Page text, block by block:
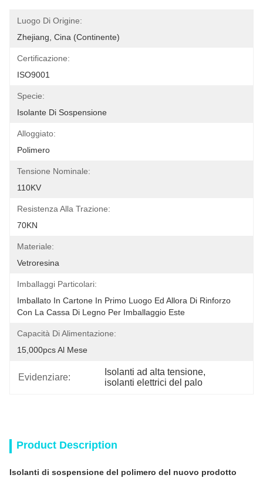
Luogo Di Origine:
Zhejiang, Cina (continente)
Certificazione:
ISO9001
Specie:
Isolante Di Sospensione
Alloggiato:
Polimero
Tensione Nominale:
110KV
Resistenza Alla Trazione:
70KN
Materiale:
Vetroresina
Imballaggi Particolari:
Imballato In Cartone In Primo Luogo Ed Allora Di Rinforzo
Con La Cassa Di Legno Per Imballaggio Este
Capacità Di Alimentazione:
15,000pcs Al Mese
Evidenziare:
Isolanti ad alta tensione,
isolanti elettrici del palo
Product Description
Isolanti di sospensione del polimero del nuovo prodotto